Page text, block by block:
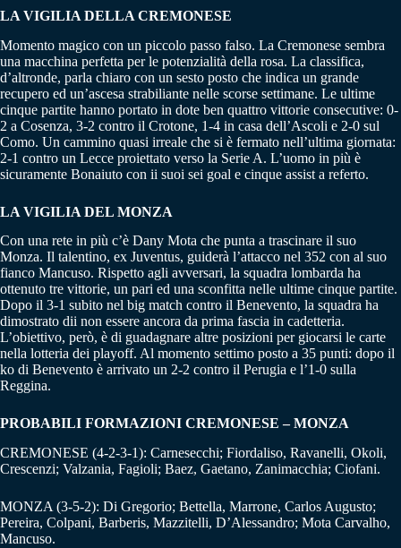
LA VIGILIA DELLA CREMONESE
Momento magico con un piccolo passo falso. La Cremonese sembra
una macchina perfetta per le potenzialità della rosa. La classifica,
d’altronde, parla chiaro con un sesto posto che indica un grande
recupero ed un’ascesa strabiliante nelle scorse settimane. Le ultime
cinque partite hanno portato in dote ben quattro vittorie consecutive: 0-
2 a Cosenza, 3-2 contro il Crotone, 1-4 in casa dell’Ascoli e 2-0 sul
Como. Un cammino quasi irreale che si è fermato nell’ultima giornata:
2-1 contro un Lecce proiettato verso la Serie A. L’uomo in più è
sicuramente Bonaiuto con ii suoi sei goal e cinque assist a referto.
LA VIGILIA DEL MONZA
Con una rete in più c’è Dany Mota che punta a trascinare il suo
Monza. Il talentino, ex Juventus, guiderà l’attacco nel 352 con al suo
fianco Mancuso. Rispetto agli avversari, la squadra lombarda ha
ottenuto tre vittorie, un pari ed una sconfitta nelle ultime cinque partite.
Dopo il 3-1 subito nel big match contro il Benevento, la squadra ha
dimostrato dii non essere ancora da prima fascia in cadetteria.
L’obiettivo, però, è di guadagnare altre posizioni per giocarsi le carte
nella lotteria dei playoff. Al momento settimo posto a 35 punti: dopo il
ko di Benevento è arrivato un 2-2 contro il Perugia e l’1-0 sulla
Reggina.
PROBABILI FORMAZIONI CREMONESE – MONZA
CREMONESE (4-2-3-1): Carnesecchi; Fiordaliso, Ravanelli, Okoli,
Crescenzi; Valzania, Fagioli; Baez, Gaetano, Zanimacchia; Ciofani.
MONZA (3-5-2): Di Gregorio; Bettella, Marrone, Carlos Augusto;
Pereira, Colpani, Barberis, Mazzitelli, D’Alessandro; Mota Carvalho,
Mancuso.